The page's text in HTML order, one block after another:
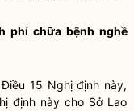
phí chữa bệnh nghề
Điều 15 Nghị định này,
định này cho Sở Lao